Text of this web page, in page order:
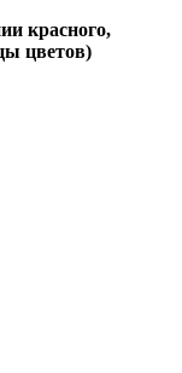
красного,
цветов)